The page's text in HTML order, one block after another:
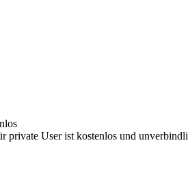
private User ist kostenlos und